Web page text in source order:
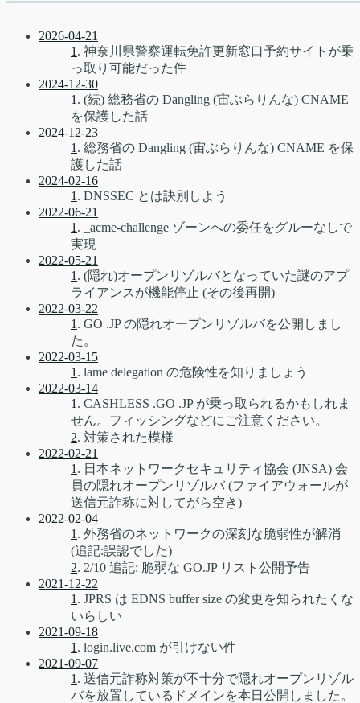
2026-04-21
1 . 神奈川県警察運転免許更新窓口予約サイトが乗
っ取り可能だった件
2024-12-30
1 . (続) 総務省の Dangling (宙ぶらりんな) CNAME
を保護した話
2024-12-23
1 . 総務省の Dangling (宙ぶらりんな) CNAME を保
護した話
2024-02-16
1 . DNSSEC とは訣別しよう
2022-06-21
1 . _acme-challenge ゾーンへの委任をグルーなしで
実現
2022-05-21
1 . (隠れ)オープンリゾルバとなっていた謎のアプ
ライアンスが機能停止 (その後再開)
2022-03-22
1 . GO .JP の隠れオープンリゾルバを公開しまし
た。
2022-03-15
1 . lame delegation の危険性を知りましょう
2022-03-14
1 . CASHLESS .GO .JP が乗っ取られるかもしれま
せん。フィッシングなどにご注意ください。
2. 対策された模様
2022-02-21
1 . 日本ネットワークセキュリティ協会 (JNSA) 会
員の隠れオープンリゾルバ (ファイアウォールが
送信元詐称に対してがら空き)
2022-02-04
1 . 外務省のネットワークの深刻な脆弱性が解消
(追記:誤認でした)
2. 2/10 追記: 脆弱な GO.JP リスト公開予告
2021-12-22
1 . JPRS は EDNS buffer size の変更を知られたくな
いらしい
2021-09-18
1 . login.live.com が引けない件
2021-09-07
1 . 送信元詐称対策が不十分で隠れオープンリゾル
バを放置しているドメインを本日公開しました。